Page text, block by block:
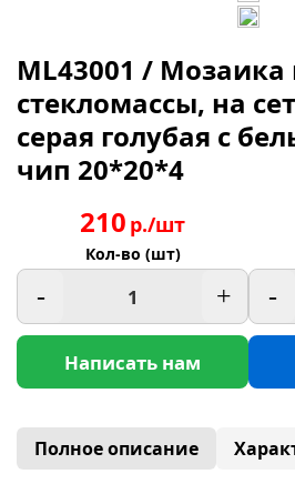
ML43001 / Мозаика
стекломассы, на
серая голубая с
чип 20*20*4
210 р./шт
Кол-во (шт)
- +
Написать нам
-
Полное описание